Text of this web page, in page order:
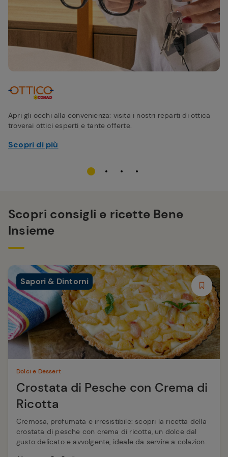
Apri gli occhi alla convenienza: visita i nostri reparti di ottica
troverai ottici esperti e tante offerte.
Scopri di più
Scopri consigli e ricette Bene
Insieme
Sapori & Dintorni
Dolci e Dessert
Crostata di Pesche con Crema di
Ricotta
Cremosa, profumata e irresistibile: scopri la ricetta della
crostata di pesche con crema di ricotta, un dolce dal
gusto delicato e avvolgente, ideale da servire a colazione